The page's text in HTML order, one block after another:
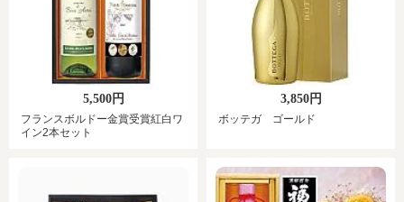
5,500円
フランスボルドー金賞受賞紅白ワ
イン2本セット
3,850円
ボッテガ ゴールド